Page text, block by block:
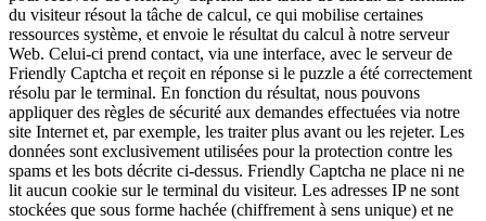
du visiteur résout la tâche de calcul, ce qui mobilise certaines
ressources système, et envoie le résultat du calcul à notre serveur
Web. Celui-ci prend contact, via une interface, avec le serveur de
Friendly Captcha et reçoit en réponse si le puzzle a été correctement
résolu par le terminal. En fonction du résultat, nous pouvons
appliquer des règles de sécurité aux demandes effectuées via notre
site Internet et, par exemple, les traiter plus avant ou les rejeter. Les
données sont exclusivement utilisées pour la protection contre les
spams et les bots décrite ci-dessus. Friendly Captcha ne place ni ne
lit aucun cookie sur le terminal du visiteur. Les adresses IP ne sont
stockées que sous forme hachée (chiffrement à sens unique) et ne